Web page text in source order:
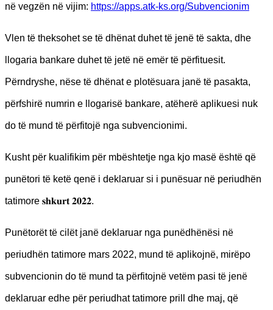
në vegzën në vijim: https://apps.atk-ks.org/Subvencionim
Vlen të theksohet se të dhënat duhet të jenë të sakta, dhe
llogaria bankare duhet të jetë në emër të përfituesit.
Përndryshe, nëse të dhënat e plotësuara janë të pasakta,
përfshirë numrin e llogarisë bankare, atëherë aplikuesi nuk
do të mund të përfitojë nga subvencionimi.
Kusht për kualifikim për mbështetje nga kjo masë është që
punëtori të ketë qenë i deklaruar si i punësuar në periudhën
tatimore 𝐬𝐡𝐤𝐮𝐫𝐭 𝟐𝟎𝟐𝟐.
Punëtorët të cilët janë deklaruar nga punëdhënësi në
periudhën tatimore mars 2022, mund të aplikojnë, mirëpo
subvencionin do të mund ta përfitojnë vetëm pasi të jenë
deklaruar edhe për periudhat tatimore prill dhe maj, që